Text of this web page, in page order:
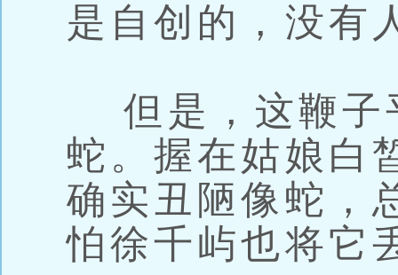
是自创的，没有
但是，这鞭子
蛇。握在姑娘白
确实丑陋像蛇，
怕徐千屿也将它